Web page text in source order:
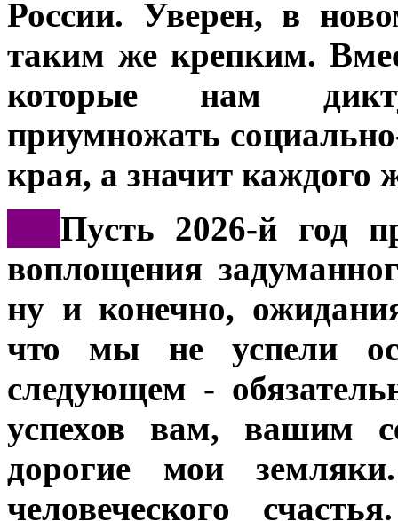
России. Уверен, в
таким же крепким.
которые нам
приумножать
края, а значит каждого
Пусть 2026-й год
воплощения
ну и конечно,
что мы не успели
следующем -
успехов вам, вашим
дорогие мои
человеческого